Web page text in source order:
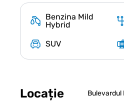
Benzina Mild
Hybrid
SUV
Locație Bulevardul